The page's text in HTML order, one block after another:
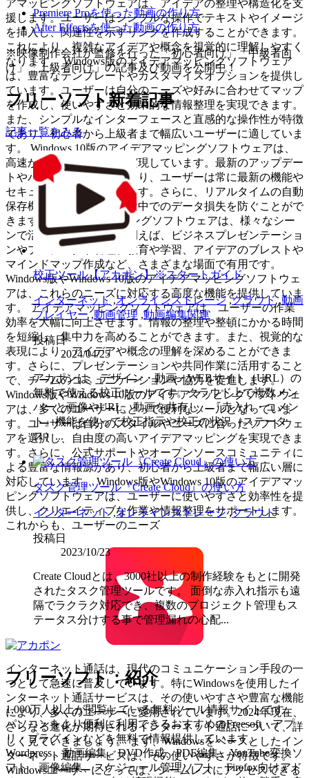
アマッピングソフトウェアは、アイデアの整理や構造化を支
援します。ユーザーはシンプルな操作でテキストやイメージ
を挿入し、関連性を示すリンクを作成することができます。
これにより、複雑なアイデアや概念を視覚的に理解しやすく
なります。 Windows版のアイデアマッピングソフトウェア
は、豊富なテンプレートやカスタマイズオプションを提供し
ています。ユーザーは自分のニーズや好みに合わせてマップ
を作成し、使いやすさと効果的な情報整理を実現できます。
また、シンプルなインターフェースと直感的な操作性が特徴
であり、初心者から上級者まで幅広いユーザーに適していま
す。 Windows 10版のアイデアマッピングソフトウェアは、
高速かつ安定した動作を実現しています。最新のアップデー
トやバージョンアップにより、ユーザーは常に最新の機能や
セキュリティを享受できます。さらに、リアルタイムの自動
保存機能により、作業の途中でのデータ損失を防ぐことがで
きます。 アイデアマッピングソフトウェアは、様々なシー
ンで活用されています。例えば、ビジネスプレゼンテーショ
ンやプロジェクト管理、教育や学習、アイデアのブレストや
マインドマップ作成など、さまざまな場面で有用です。
Windows版やWindows 10版のアイデアマッピングソフトウェ
アは、これらのニーズに対応する高度な機能を提供していま
す。 アイデアマッピングソフトウェアは、ユーザーの作業
効率を大幅に向上させます。情報の整理や整頓にかかる時間
を短縮し、集中力を高めることができます。また、視覚的な
表現により、アイデアや概念の理解を深めることができま
す。さらに、プレゼンテーションや共同作業に活用すること
で、チームのコミュニケーションや協力を促進します。
Windows版やWindows 10版のアイデアマッピングソフトウェ
アは、多くのユーザーにとって便利なツールとなっていま
す。ユーザーは自分のスタイルやニーズに合ったソフトウェ
アを選択し、自由度の高いアイデアマッピングを実現できま
す。さらに、公式サポートやオープンソースコミュニティに
よる豊富な情報源があり、初心者から上級者まで幅広い層に
対応しています。 Windows版やWindows 10版のアイデアマッ
ピングソフトウェアは、ユーザーに使いやすさと効率性を提
供し、クリエイティブな作業や情報整理をサポートします。
これからも、ユーザーのニーズ
インターネット通話は、現代のコミュニケーション手段の一
つとして急速に普及しています。特にWindowsを使用したイ
ンターネット通話サービスは、その使いやすさや豊富な機能
により、多くのユーザーに愛用されています。2024年現在、
さらなる進化が期待されるインターネット通話について、詳
しく見ていきましょう。 まず、Windowsをベースとしたイン
ターネット通話サービスは、その使いやすさが特徴です。
Windowsユーザーにとっては、シームレスにアクセスできる
Premiere Proを使った動画の作り方
After Effectsを使った動画の作り方
※映像制作会社が監修を行った「初心者向け」「中級者向
け」「上級者向け」の記事及び動画を公開中！
フリーソフト新着記事
記事一覧をみる
校正ツール【アカポン】※スタートガイド
インターネット ,オンラインストレージ ,クラウド,動画
プレイヤー,動画管理 ,動画編集関連
投稿日
2024/04/25
アカポンは、デザイン・動画・WEBサイト（URL）の
無料で使える校正ツールです。クラウド上で複数メン
バーと画像やURL、動画を共有し、『赤入れ・コメン
ト』機能を使って校正指示や校正の状況（ステータ
ス）...
タスク管理ツール『Create Cloud』の使い方
インターネット,オンラインストレージ,クラウド
投稿日
2023/10/23
Create Cloudとは、3000社以上の制作経験をもとに開発
されたタスク管理ツールです。 面倒な赤入れ指示も遠
隔でラクラク対応でき、複数のプロジェクト管理もス
テータス分けする事で管理漏れの心配...
フリーソフト：紹介
1,000万人以上が閲覧している無料ツール情報サイトです。
パソコンをより便利に利用できるおすすめのFreesoft・アプ
リ・プラグインなどを無料で情報提供しています。
Wordpress、動画編集、DVD作成、PDF編集、YouTube変換ソ
フト、画像編集、スケジュール管理ソフト、Firefox向けアド